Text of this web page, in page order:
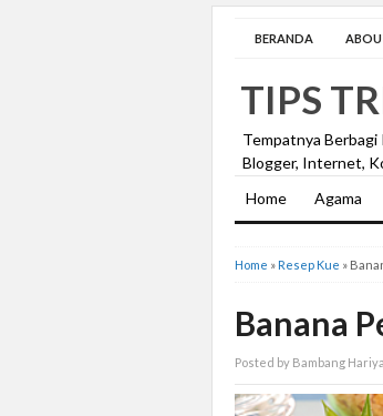
BERANDA
TIPS
Tempatnya
Blogger, Internet,
Home
Agama
Home » Resep Kue »
Banana
Posted by Bambang